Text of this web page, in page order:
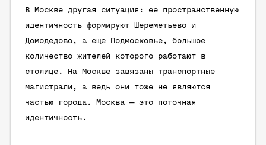
В Москве другая ситуация: ее пространственную
идентичность формируют Шереметьево и
Домодедово, а еще Подмосковье, большое
количество жителей которого работают в
столице. На Москве завязаны транспортные
магистрали, а ведь они тоже не являются
частью города. Москва — это поточная
идентичность.